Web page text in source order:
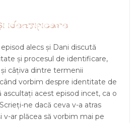
și identificare
alecs și Dani discută
și procesul de identificare,
câțiva dintre termenii
vorbim despre identitate de
ascultați acest episod incet, ca o
ne dacă ceva v-a atras
v-ar plăcea să vorbim mai pe